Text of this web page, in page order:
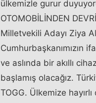
ülkemizle gurur
OTOMOBİLİNDEN
Milletvekili Adayı Ziya
Cumhurbaşkanımızın
ve aslında bir akıllı
başlamış olacağız.
TOGG. Ülkemize